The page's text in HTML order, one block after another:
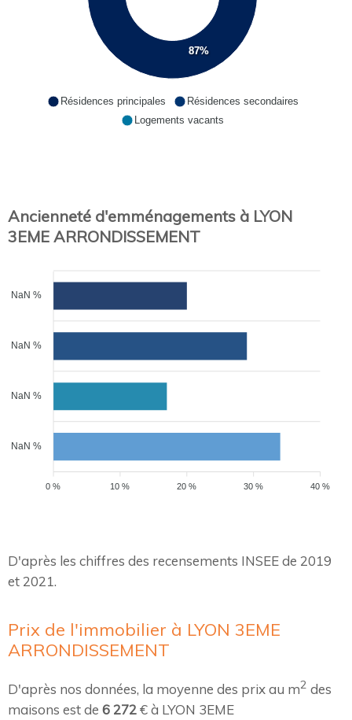
87%
Résidences principales
Résidences secondaires
Logements vacants
Ancienneté d'emménagements à LYON
3EME ARRONDISSEMENT
NaN %
NaN %
NaN %
NaN %
40 %
30 %
20 %
10 %
0 %
D'après les chiffres des recensements INSEE de 2019
et 2021.
Prix de l'immobilier à LYON 3EME
ARRONDISSEMENT
D'après nos données, la moyenne des prix au m2 des
maisons est de 6 272€ à LYON 3EME